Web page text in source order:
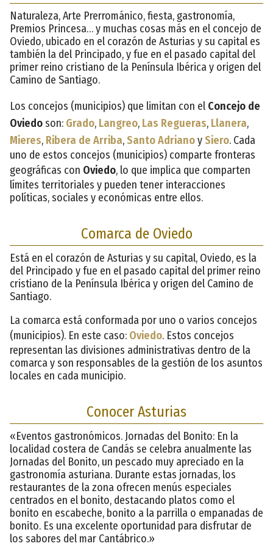
Naturaleza, Arte Prerrománico, fiesta, gastronomía,
Premios Princesa… y muchas cosas más en el concejo de
Oviedo, ubicado en el corazón de Asturias y su capital es
también la del Principado, y fue en el pasado capital del
primer reino cristiano de la Península Ibérica y origen del
Camino de Santiago.
Los concejos (municipios) que limitan con el Concejo de
Oviedoson: Grado, Langreo, Las Regueras, Llanera,
Mieres, Ribera de Arriba,Santo AdrianoySiero. Cada
uno de estos concejos (municipios) comparte fronteras
geográficas con Oviedo, lo que implica que comparten
límites territoriales y pueden tener interacciones
políticas, sociales y económicas entre ellos.
Comarca de Oviedo
Está en el corazón de Asturias y su capital, Oviedo, es la
del Principado y fue en el pasado capital del primer reino
cristiano de la Península Ibérica y origen del Camino de
Santiago.
La comarca está conformada por uno o varios concejos
(municipios). En este caso: Oviedo. Estos concejos
representan las divisiones administrativas dentro de la
comarca y son responsables de la gestión de los asuntos
locales en cada municipio.
Conocer Asturias
«Eventos gastronómicos. Jornadas del Bonito: En la
localidad costera de Candás se celebra anualmente las
Jornadas del Bonito, un pescado muy apreciado en la
gastronomía asturiana. Durante estas jornadas, los
restaurantes de la zona ofrecen menús especiales
centrados en el bonito, destacando platos como el
bonito en escabeche, bonito a la parrilla o empanadas de
bonito. Es una excelente oportunidad para disfrutar de
los sabores del mar Cantábrico.»